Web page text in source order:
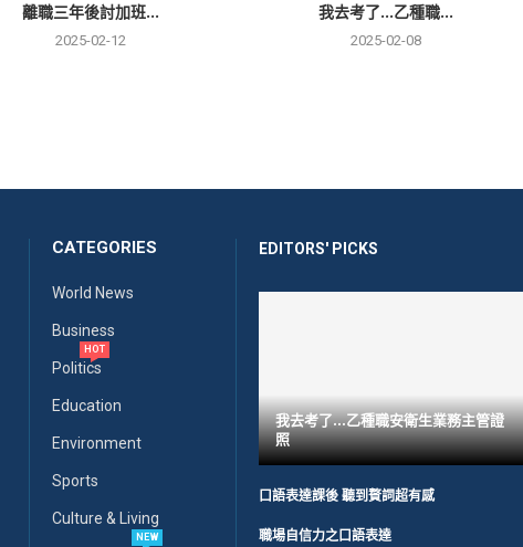
離職三年後討加班...
2025-02-12
我去考了…乙種職...
2025-02-08
CATEGORIES
World News
Business
Politics
HOT
Education
Environment
Sports
Culture & Living
NEW
EDITORS' PICKS
我去考了…乙種職安衛生業務主管證
照
口語表達課後 聽到贅詞超有感
職場自信力之口語表達